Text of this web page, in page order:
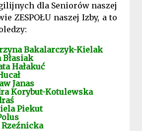
dla Seniorów naszej
ZESPOŁU naszej Izby, a to
Bakalarczyk-Kielak
Błasiak
Hałakuć
Janas
Korybut-Kotulewska
Piekut